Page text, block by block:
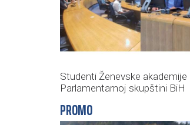
Studenti Ženevske
Parlamentarnoj skupštini BiH
PROMO